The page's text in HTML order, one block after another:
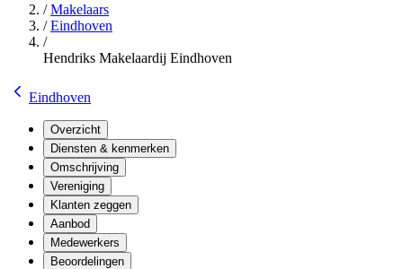
/Makelaars
/Eindhoven
/
Hendriks Makelaardij Eindhoven
Eindhoven
Overzicht
Diensten & kenmerken
Omschrijving
Vereniging
Klanten zeggen
Aanbod
Medewerkers
Beoordelingen